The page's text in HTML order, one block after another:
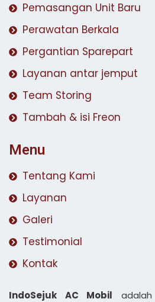
Pemasangan Unit Baru
Perawatan Berkala
Pergantian Sparepart
Layanan antar jemput
Team Storing
Tambah & isi Freon
Menu
Tentang Kami
Layanan
Galeri
Testimonial
Kontak
IndoSejuk AC Mobil adalah